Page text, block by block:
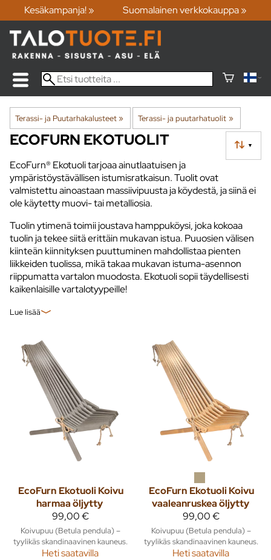
Kesäkampanja! » Suomalainen verkkokauppa »
Terassi- ja Puutarhakalusteet‪» Terassi- ja puutarhatuolit ‪»
▼
ECOFURN EKOTUOLIT
EcoFurn® Ekotuoli tarjoaa ainutlaatuisen ja
ympäristöystävällisen istumisratkaisun. Tuolit ovat
valmistettu ainoastaan massiivipuusta ja köydestä, ja siinä ei
ole käytetty muovi- tai metalliosia.
Tuolin ytimenä toimii joustava hamppuköysi, joka kokoaa
tuolin ja tekee siitä erittäin mukavan istua. Puuosien välisen
kiinteän kiinnityksen puuttuminen mahdollistaa pienten
liikkeiden tuolissa, mikä takaa mukavan istuma-asennon
riippumatta vartalon muodosta. Ekotuoli sopii täydellisesti
kaikenlaisille vartalotyypeille!
Lue lisää
EcoFurn Ekotuoli Koivu
harmaa öljytty
99,00 €
Koivupuu (Betula pendula) –
tyylikäs skandinaavinen kauneus.
Heti saatavilla
EcoFurn Ekotuoli Koivu
vaaleanruskea öljytty
99,00 €
Koivupuu (Betula pendula) –
tyylikäs skandinaavinen kauneus.
Heti saatavilla